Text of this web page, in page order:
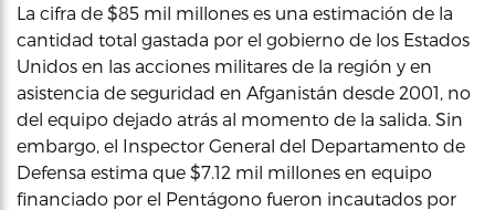
La cifra de $85 mil millones es una estimación de la
cantidad total gastada por el gobierno de los Estados
Unidos en las acciones militares de la región y en
asistencia de seguridad en Afganistán desde 2001, no
del equipo dejado atrás al momento de la salida. Sin
embargo, el Inspector General del Departamento de
Defensa estima que $7.12 mil millones en equipo
financiado por el Pentágono fueron incautados por